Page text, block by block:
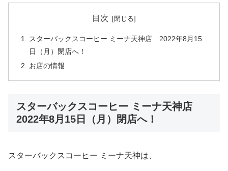
目次
スターバックスコーヒー ミーナ天神店 2022年8月15
日（月）閉店へ！
お店の情報
スターバックスコーヒー ミーナ天神店
2022年8月15日（月）閉店へ！
スターバックスコーヒー ミーナ天神は、